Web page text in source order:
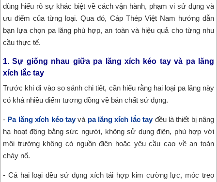
dùng hiểu rõ sự khác biệt về cách vận hành, phạm vi sử dụng và
ưu điểm của từng loại. Qua đó, Cáp Thép Việt Nam hướng dẫn
bạn lựa chọn pa lăng phù hợp, an toàn và hiệu quả cho từng nhu
cầu thực tế.
1. Sự giống nhau giữa pa lăng xích kéo tay và pa lăng
xích lắc tay
Trước khi đi vào so sánh chi tiết, cần hiểu rằng hai loại pa lăng này
có khá nhiều điểm tương đồng về bản chất sử dụng.
- Pa lăng xích kéo tayvà pa lăng xích lắc tayđều là thiết bị nâng
hạ hoạt động bằng sức người, không sử dụng điện, phù hợp với
môi trường không có nguồn điện hoặc yêu cầu cao về an toàn
cháy nổ.
- Cả hai loại đều sử dụng xích tải hợp kim cường lực, móc treo